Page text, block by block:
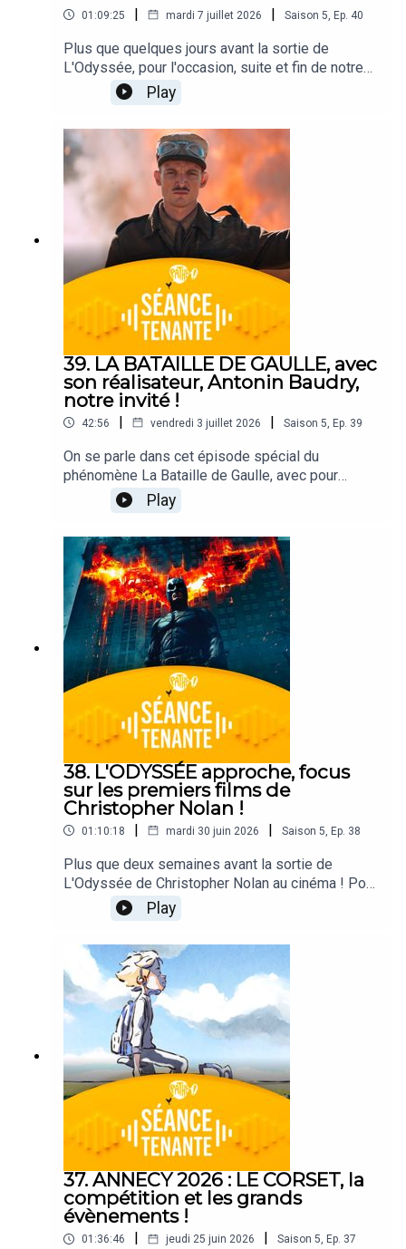
01:09:25 | mardi 7 juillet 2026 | Saison 5, Ep. 40
Plus que quelques jours avant la sortie de
L'Odyssée, pour l'occasion, suite et fin de notre
focus sur la carrière de Christopher Nolan,
d'Interstellar à Tenet en passant par Dunkerque.
Côté nouveautés, on se parle du terrifiant Evil
Dead : Rise !Ce podcast est animé par Alexis
Audren, avec Robin Nègre, Lisa Muratore et Gaël
Golhen.CRÉDITS - Séance Tenante est un podcast
des Cinémas Pathé. Direction de projet : Alexis
Audren. Réalisation : Thomas Plé. Identité sonore
: Josselin Bordat.
Play
39. LA BATAILLE DE GAULLE, avec
son réalisateur, Antonin Baudry,
notre invité !
42:56 | vendredi 3 juillet 2026 | Saison 5, Ep. 39
On se parle dans cet épisode spécial du
phénomène La Bataille de Gaulle, avec pour
l'occasion, son réalisateur, Antonin Baudry, notre
invité !Ce podcast est animé par Alexis Audren,
avec Robin Nègre.CRÉDITS - Séance Tenante est
un podcast des Cinémas Pathé. Direction de
projet : Alexis Audren. Identité sonore : Josselin
Bordat.
Play
38. L'ODYSSÉE approche, focus
sur les premiers films de
Christopher Nolan !
01:10:18 | mardi 30 juin 2026 | Saison 5, Ep. 38
Plus que deux semaines avant la sortie de
L'Odyssée de Christopher Nolan au cinéma ! Pour
l'occasion, on revient sur les premiers films du
réalisateur, de Following à The Dark Knight : Le
Chevalier Noir...Ce podcast est animé par Alexis
Audren, avec Robin Nègre, Lisa Muratore et Gaël
Golhen.CRÉDITS - Séance Tenante est un podcast
des Cinémas Pathé. Direction de projet : Alexis
Audren. Réalisation : Thomas Plé. Identité sonore
: Josselin Bordat.
Play
37. ANNECY 2026 : LE CORSET, la
compétition et les grands
évènements !
01:36:46 | jeudi 25 juin 2026 | Saison 5, Ep. 37